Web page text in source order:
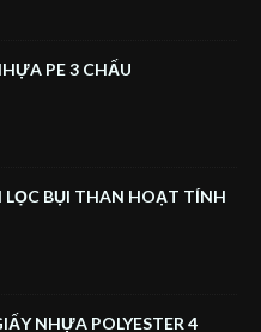
PE 3 CHẤU
LỌC BỤI THAN HOẠT TÍNH
NHỰA POLYESTER 4